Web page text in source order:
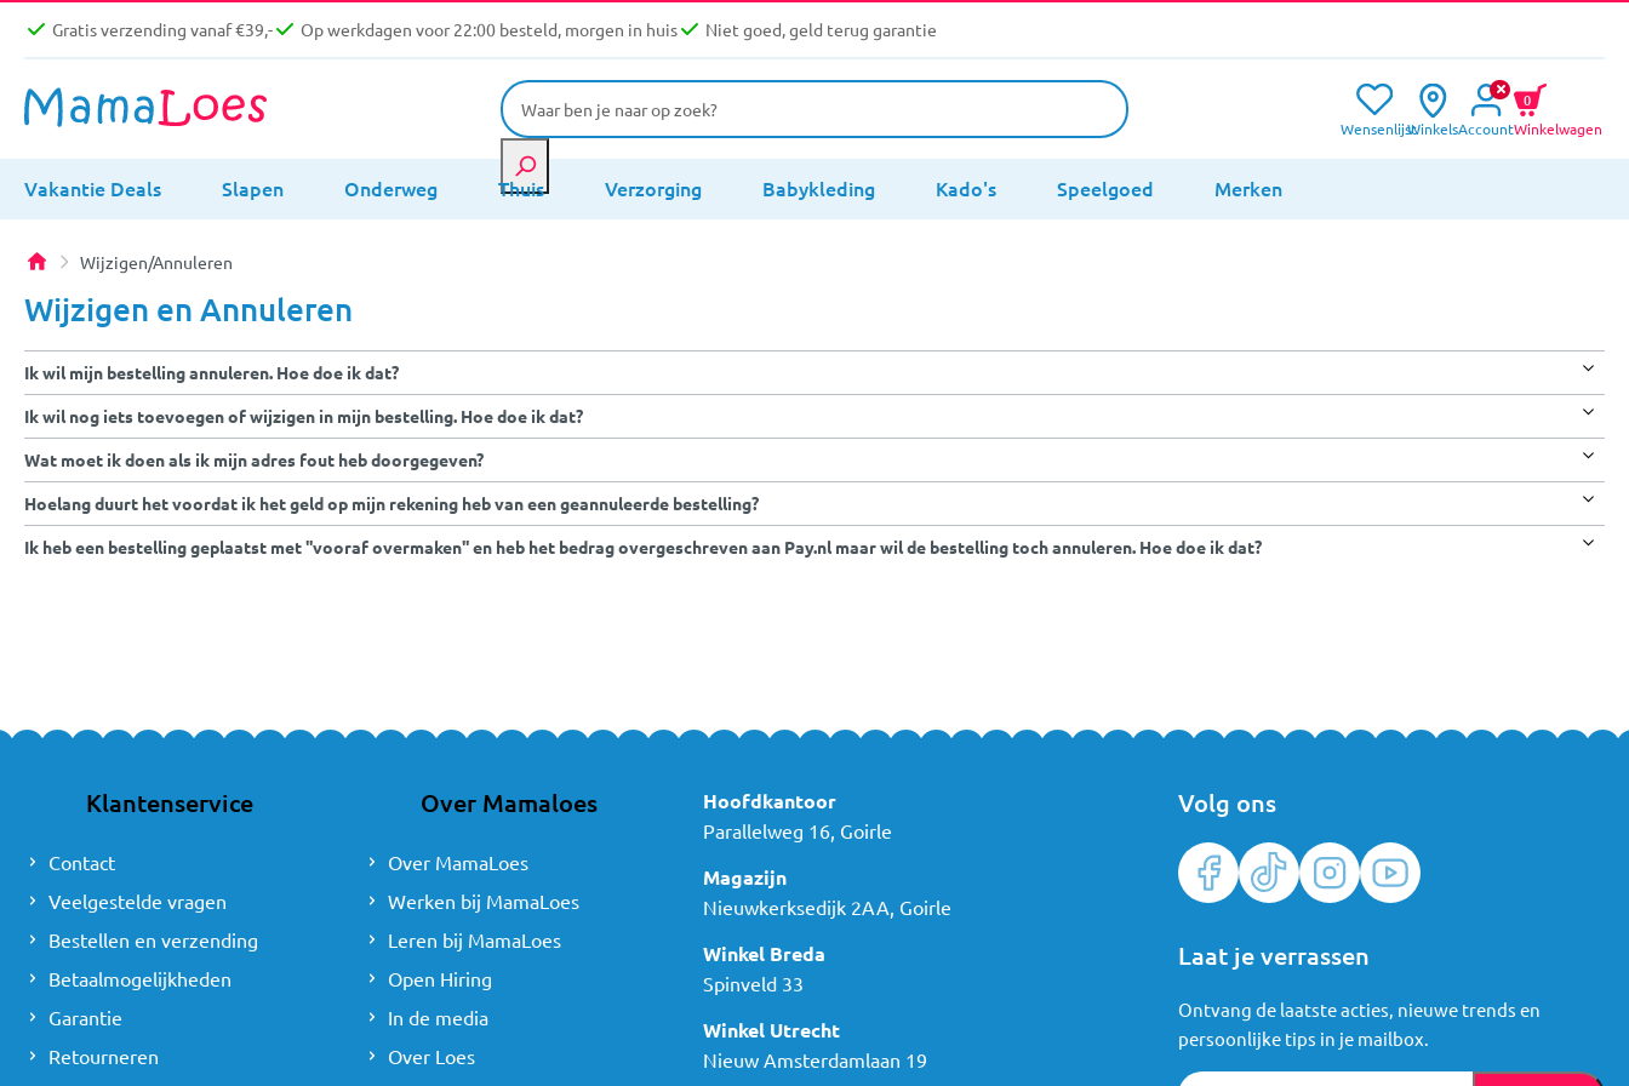
Gratis verzending vanaf €39,- Op werkdagen voor 22:00 besteld, morgen in huis Niet goed, geld terug garantie
WensenlijstWinkelsAccountWinkelwagen
0
Vakantie Deals Slapen Onderweg Thuis Verzorging Babykleding Kado's Speelgoed Merken
Wijzigen/Annuleren
Wijzigen en Annuleren
Ik wil mijn bestelling annuleren. Hoe doe ik dat?
Ik wil nog iets toevoegen of wijzigen in mijn bestelling. Hoe doe ik dat?
Wat moet ik doen als ik mijn adres fout heb doorgegeven?
Hoelang duurt het voordat ik het geld op mijn rekening heb van een geannuleerde bestelling?
Ik heb een bestelling geplaatst met ''vooraf overmaken'' en heb het bedrag overgeschreven aan Pay.nl maar wil de bestelling toch annuleren. Hoe doe ik dat?
Klantenservice
Contact
Veelgestelde vragen
Bestellen en verzending
Betaalmogelijkheden
Garantie
Retourneren
Over Mamaloes
Over MamaLoes
Werken bij MamaLoes
Leren bij MamaLoes
Open Hiring
In de media
Over Loes
Hoofdkantoor
Parallelweg 16, Goirle
Magazijn
Nieuwkerksedijk 2AA, Goirle
Winkel Breda
Spinveld 33
Winkel Utrecht
Nieuw Amsterdamlaan 19
Volg ons
Laat je verrassen
Ontvang de laatste acties, nieuwe trends en
persoonlijke tips in je mailbox.